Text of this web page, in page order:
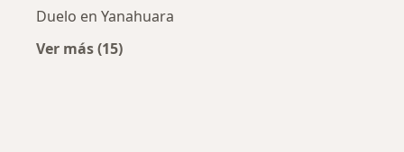
Duelo en Yanahuara
Ver más (15)